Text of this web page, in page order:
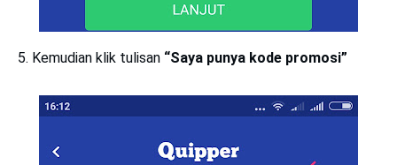
5. Kemudian klik tulisan “Saya punya kode promosi”